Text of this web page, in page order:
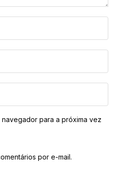
para a próxima vez
por e-mail.